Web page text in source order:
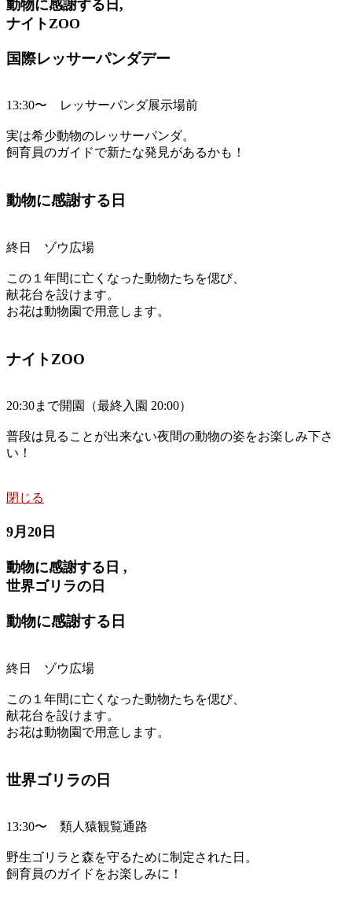
動物に感謝する日,
ナイトZOO
国際レッサーパンダデー
13:30〜 レッサーパンダ展示場前
実は希少動物のレッサーパンダ。
飼育員のガイドで新たな発見があるかも！
動物に感謝する日
終日 ゾウ広場
この１年間に亡くなった動物たちを偲び、
献花台を設けます。
お花は動物園で用意します。
ナイトZOO
20:30まで開園（最終入園 20:00）
普段は見ることが出来ない夜間の動物の姿をお楽しみ下さ
い！
閉じる
9月20日
動物に感謝する日 ,
世界ゴリラの日
動物に感謝する日
終日 ゾウ広場
この１年間に亡くなった動物たちを偲び、
献花台を設けます。
お花は動物園で用意します。
世界ゴリラの日
13:30〜 類人猿観覧通路
野生ゴリラと森を守るために制定された日。
飼育員のガイドをお楽しみに！